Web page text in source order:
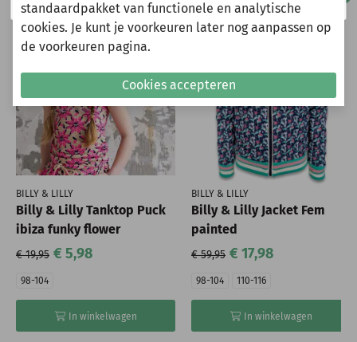
-70%
BILLY & LILLY
Billy & Lilly Tanktop Puck
ibiza funky flower
€ 19,95 € 5,98
98-104
In winkelwagen
-70%
BILLY & LILLY
Billy & Lilly Jacket Fem
painted
€ 59,95 € 17,98
98-104 110-116
In winkelwagen
standaardpakket van functionele en analytische
cookies. Je kunt je voorkeuren later nog aanpassen op
de voorkeuren pagina.
Cookies accepteren